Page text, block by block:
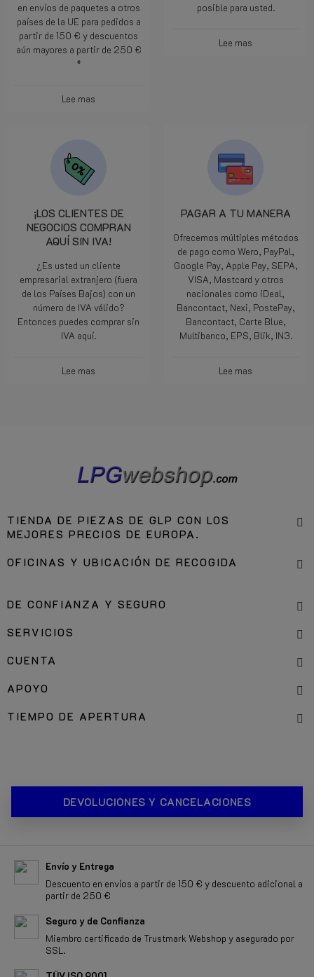
en envíos de paquetes a otros
países de la UE para pedidos a
partir de 150 € y descuentos
aún mayores a partir de 250 €
*
Lee mas
posible para usted.
Lee mas
¡LOS CLIENTES DE
NEGOCIOS COMPRAN
AQUÍ SIN IVA!
¿Es usted un cliente
empresarial extranjero (fuera
de los Países Bajos) con un
número de IVA válido?
Entonces puedes comprar sin
IVA aquí.
Lee mas
PAGAR A TU MANERA
Ofrecemos múltiples métodos
de pago como Wero, PayPal,
Google Pay, Apple Pay, SEPA,
VISA, Mastcard y otros
nacionales como iDeal,
Bancontact, Nexi, PostePay,
Bancontact, Carte Blue,
Multibanco, EPS, Blik, IN3.
Lee mas
TIENDA DE PIEZAS DE GLP CON LOS
MEJORES PRECIOS DE EUROPA.
OFICINAS Y UBICACIÓN DE RECOGIDA
DE CONFIANZA Y SEGURO
SERVICIOS
CUENTA
APOYO
TIEMPO DE APERTURA
DEVOLUCIONES Y CANCELACIONES
Envío y Entrega
Descuento en envíos a partir de 150 € y descuento adicional a
partir de 250 €
Seguro y de Confianza
Miembro certificado de Trustmark Webshop y asegurado por
SSL.